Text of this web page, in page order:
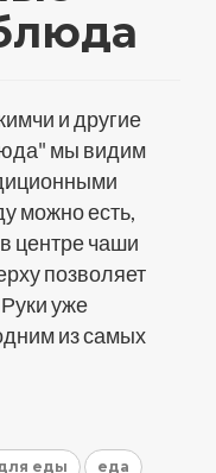
и другие
мы видим
можно есть,
центре чаши
позволяет
уже
из самых
еды еда